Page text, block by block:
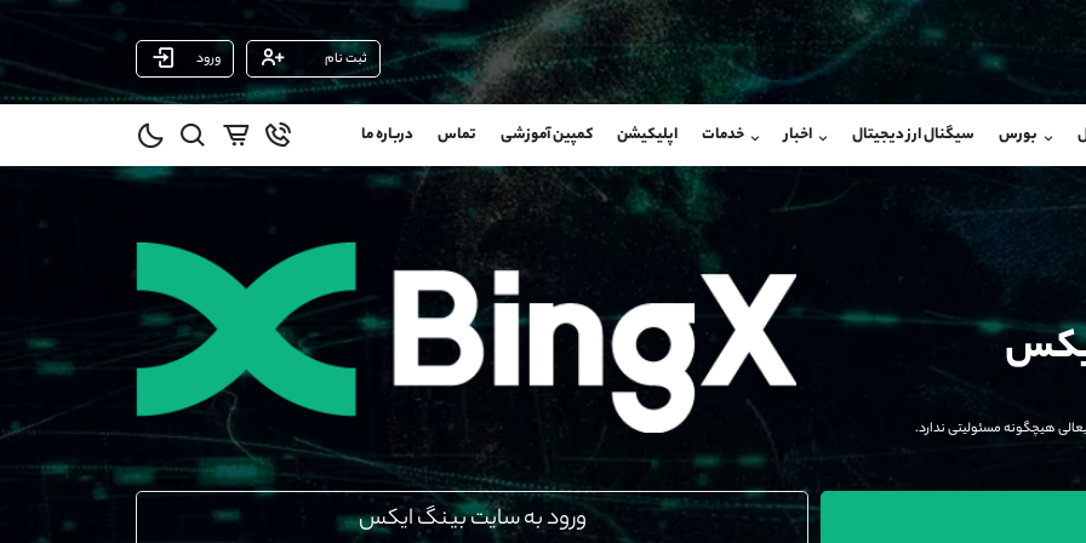
ثبت نام ورود
بورس سیگنال ارز دیجیتال اخبار خدمات اپلیکیشن کمپین آموزشی تماس درباره ما
هیچگونه مسئولیتی ندارد.
ورود به سایت بینگ ایکس
@Armteam_admin_33
شروع گفتگو
تلگرام @Armteam_admin_103
(ایمان پوراسماعیلی)
09927779040
واتساپ
107
021-22021030
021-22021040
90001030
@alireza.mehrabii
@alirezamehrabi_com
@alirezamehrabi_official